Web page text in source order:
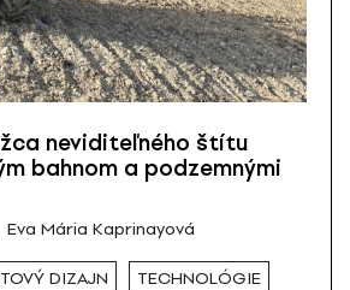
neviditeľného štítu
bahnom a podzemnými
Eva Mária Kaprinayová
DIZAJN TECHNOLÓGIE